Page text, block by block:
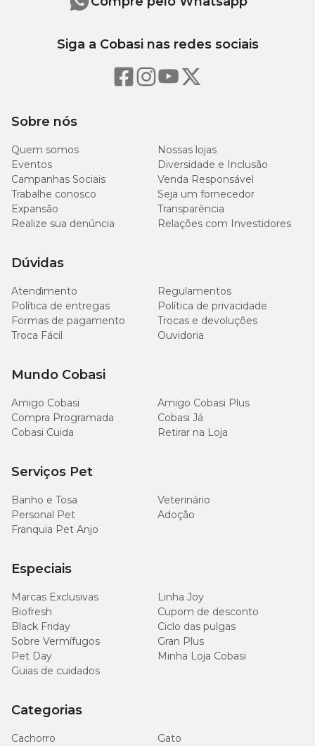
Sobre nós
Quem somos
Nossas lojas
Eventos
Diversidade e Inclusão
Campanhas Sociais
Venda Responsável
Trabalhe conosco
Seja um fornecedor
Expansão
Transparência
Realize sua denúncia
Relações com Investidores
Dúvidas
Atendimento
Regulamentos
Política de entregas
Política de privacidade
Formas de pagamento
Trocas e devoluções
Troca Fácil
Ouvidoria
Mundo Cobasi
Amigo Cobasi
Amigo Cobasi Plus
Compra Programada
Cobasi Já
Cobasi Cuida
Retirar na Loja
Serviços Pet
Banho e Tosa
Veterinário
Personal Pet
Adoção
Franquia Pet Anjo
Especiais
Marcas Exclusivas
Linha Joy
Biofresh
Cupom de desconto
Black Friday
Ciclo das pulgas
Sobre Vermífugos
Gran Plus
Pet Day
Minha Loja Cobasi
Guias de cuidados
Categorias
Cachorro
Gato
Siga a Cobasi nas redes sociais